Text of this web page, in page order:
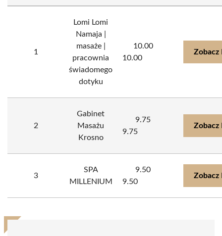
1
Lomi Lomi
Namaja |
masaże |
pracownia
świadomego
dotyku
10.00
10.00
Zobacz
2
Gabinet
Masażu
Krosno
9.75
9.75
Zobacz
3
SPA
MILLENIUM
9.50
9.50
Zobacz